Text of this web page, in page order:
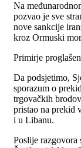
Na
pozvao je sve
nove sankcije
kroz Ormuski
Primirje
Da podsjetimo,
sporazum o
trgovačkih
pristao na prekid
i u Libanu.
Poslije razgovora